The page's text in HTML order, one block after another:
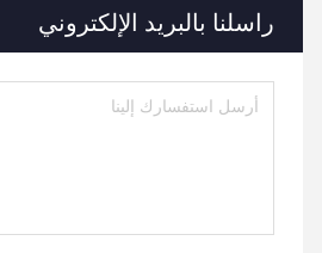
راسلنا بالبريد الإلكتروني